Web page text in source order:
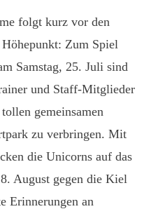
folgt kurz vor den
Zum Spiel
Samstag, 25. Juli sind
und Staff-Mitglieder
gemeinsamen
zu verbringen. Mit
die Unicorns auf das
August gegen die Kiel
Erinnerungen an